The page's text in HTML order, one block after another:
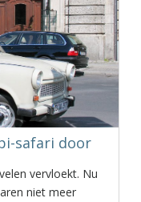
safari door
vervloekt. Nu
niet meer